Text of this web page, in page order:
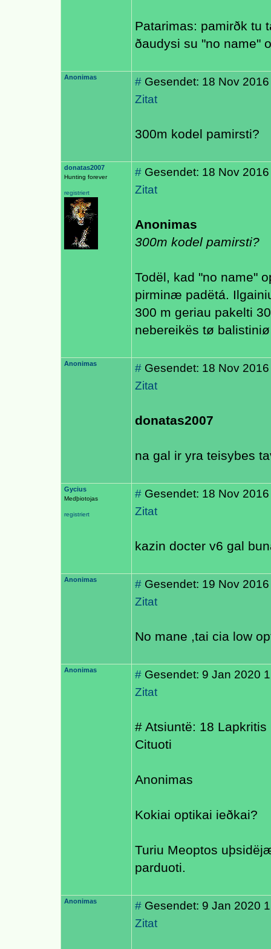
Patarimas: pamirðk tu
ðaudysi su "no name"
Anonimas # Gesendet: 18 Nov
Zitat
300m kodel pamirsti?
donatas2007
Hunting forever
registriert
# Gesendet: 18 Nov
Zitat
Anonimas
300m kodel pamirsti?
Todël, kad "no name"
pirminæ padëtá.
300 m geriau pakelti
nebereikës tø
Anonimas # Gesendet: 18 Nov
Zitat
donatas2007
na gal ir yra teisybes
Gycius
Medþiotojas
registriert
# Gesendet: 18 Nov
Zitat
kazin docter v6 gal
Anonimas # Gesendet: 19 Nov
Zitat
No mane ,tai cia low
Anonimas # Gesendet: 9 Jan 2020
Zitat
# Atsiuntë: 18 Lapkritis
Cituoti
Anonimas
Kokiai optikai ieðkai?
Turiu Meoptos
parduoti.
Anonimas # Gesendet: 9 Jan 2020
Zitat